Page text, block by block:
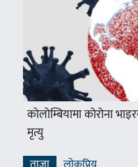
कोलोम्बियामा कोरोना
मृत्यु